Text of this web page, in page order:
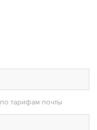
по тарифам почты